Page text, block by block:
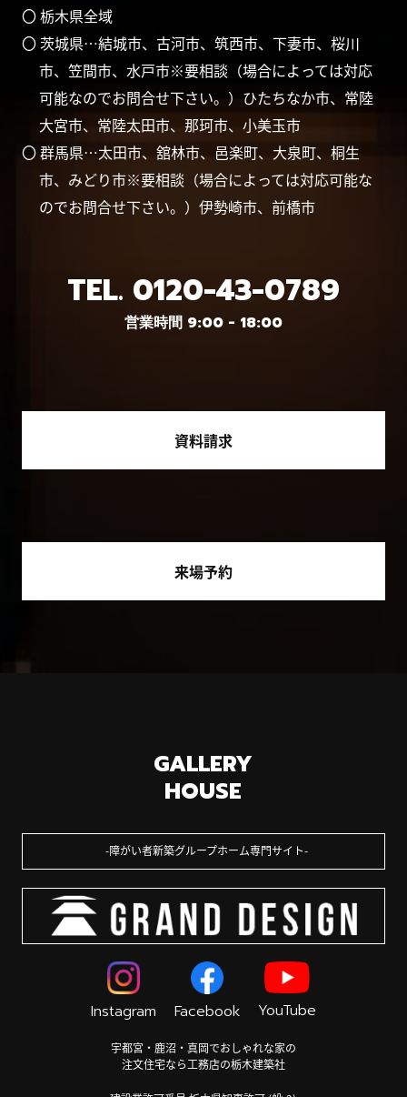
〇 栃木県全域
〇 茨城県…結城市、古河市、筑西市、下妻市、桜川
市、笠間市、水戸市※要相談（場合によっては対応
可能なのでお問合せ下さい。）ひたちなか市、常陸
大宮市、常陸太田市、那珂市、小美玉市
〇 群馬県…太田市、舘林市、邑楽町、大泉町、桐生
市、みどり市※要相談（場合によっては対応可能な
のでお問合せ下さい。）伊勢崎市、前橋市
TEL. 0120-43-0789
営業時間 9:00 - 18:00
資料請求
来場予約
GALLERY
HOUSE
障がい者新築グループホーム専門サイト
Instagram Facebook YouTube
宇都宮・鹿沼・真岡でおしゃれな家の
注文住宅なら工務店の栃木建築社